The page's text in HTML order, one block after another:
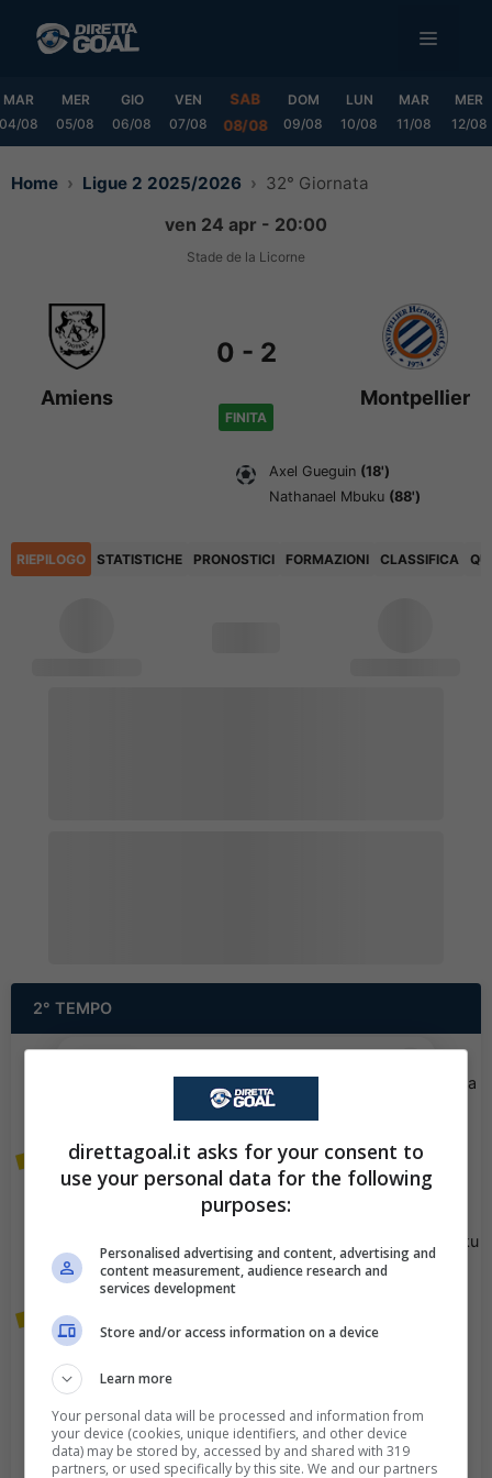
MENU
MAR
04/08
MER
05/08
GIO
06/08
VEN
07/08
SAB
08/08
DOM
09/08
LUN
10/08
MAR
11/08
MER
12/08
Home Ligue 2 2025/2026 32° Giornata
ven 24 apr - 20:00
Stade de la Licorne
Amiens
0 - 2
FINITA
Montpellier
Axel Gueguin (18')
Nathanael Mbuku (88')
RIEPILOGO STATISTICHE PRONOSTICI FORMAZIONI CLASSIFICA
2° TEMPO
90+5'
Viene mostrato il giallo a
90+3'
Viene mostrato il giallo a
Amine Chabane.
88'
Goal - Nathanael Mbuku
ha fatto centro!
80'
Viene mostrato il giallo a
Thomas Monconduit.
suo posto Nathanael
Mbuku.
Partite e risultatiin tempo reale
Con i pronostici dei migliori Tipster!
Scarica su Google Play
direttagoal.it asks for your consent to
use your personal data for the following
purposes:
Personalised advertising and content, advertising and
content measurement, audience research and
services development
Store and/or access information on a device
Learn more
Your personal data will be processed and information from
your device (cookies, unique identifiers, and other device
data) may be stored by, accessed by and shared with 319
partners, or used specifically by this site. We and our partners